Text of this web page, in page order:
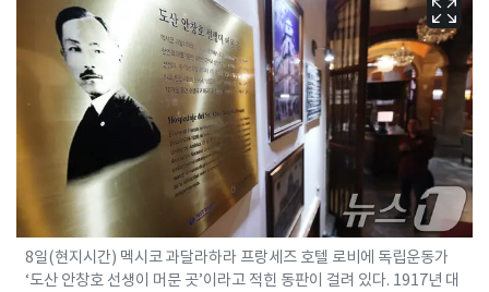
8일(현지시간) 멕시코 과달라하라 프랑세즈 호텔 로비에 독립운동가
‘도산 안창호 선생이 머문 곳’이라고 적힌 동판이 걸려 있다. 1917년 대